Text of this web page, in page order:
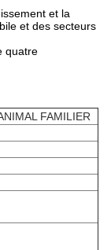
et la
et des secteurs
quatre
FAMILIER